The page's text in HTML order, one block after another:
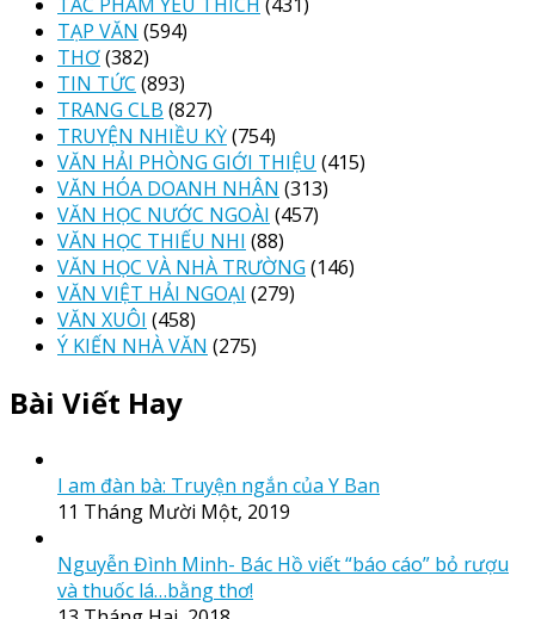
TẠP VĂN (594)
THƠ(382)
TIN TỨC (893)
TRANG CLB (827)
TRUYỆN NHIỀU KỲ(754)
VĂN HẢI PHÒNG GIỚI THIỆU (415)
VĂN HÓA DOANH NHÂN (313)
VĂN HỌC NƯỚC NGOÀI (457)
VĂN HỌC THIẾU NHI (88)
VĂN HỌC VÀ NHÀ TRƯỜNG (146)
VĂN VIỆT HẢI NGOẠI (279)
VĂN XUÔI (458)
Ý KIẾN NHÀ VĂN (275)
Bài Viết Hay
I am đàn bà: Truyện ngắn của Y Ban
11 Tháng Mười Một, 2019
Nguyễn Đình Minh- Bác Hồ viết “báo cáo” bỏ rượu
và thuốc lá…bằng thơ!